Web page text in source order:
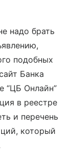
надо брать
подобных
Банка
“ЦБ Онлайн”
в реестре
и перечень
который